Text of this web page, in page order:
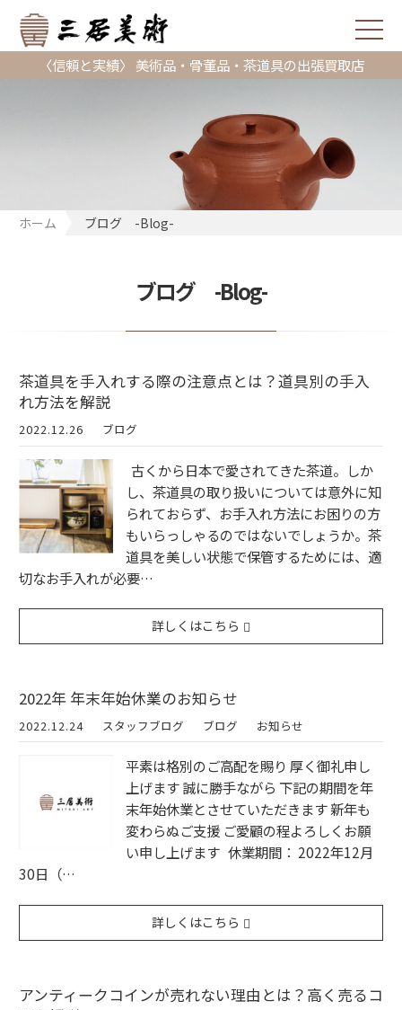
〈信頼と実績〉 美術品・骨董品・茶道具の出張買取店
ホーム ブログ -Blog-
ブログ -Blog-
茶道具を手入れする際の注意点とは？道具別の手入
れ方法を解説
2022.12.26 ブログ
古くから日本で愛されてきた茶道。しか
し、茶道具の取り扱いについては意外に知
られておらず、お手入れ方法にお困りの方
もいらっしゃるのではないでしょうか。茶
道具を美しい状態で保管するためには、適
切なお手入れが必要…
詳しくはこちら
2022年 年末年始休業のお知らせ
2022.12.24 スタッフブログ ブログ お知らせ
平素は格別のご高配を賜り 厚く御礼申し
上げます 誠に勝手ながら 下記の期間を年
末年始休業とさせていただきます 新年も
変わらぬご支援 ご愛顧の程よろしくお願
い申し上げます 休業期間： 2022年12月
30日（…
詳しくはこちら
アンティークコインが売れない理由とは？高く売るコ